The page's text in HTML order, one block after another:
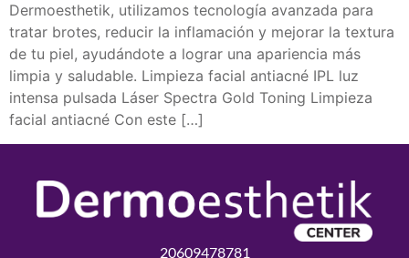
Dermoesthetik, utilizamos tecnología avanzada para
tratar brotes, reducir la inflamación y mejorar la textura
de tu piel, ayudándote a lograr una apariencia más
limpia y saludable. Limpieza facial antiacné IPL luz
intensa pulsada Láser Spectra Gold Toning Limpieza
facial antiacné Con este […]
20609478781